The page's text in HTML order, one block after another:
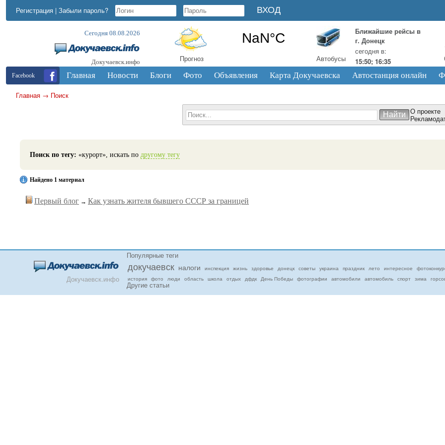
Регистрация | Забыли пароль?
Сегодня 08.08.2026
Докучаевск.инфо Прогноз Автобусы
Ближайшие рейсы в
г. Донецк
сегодня в:
15:50; 16:35
Facebook Главная Новости Блоги Фото Объявления Карта Докучаевска Автостанция онлайн
Главная → Поиск
О проекте
Поиск по тегу: «курорт», искать по другому тегу
Найдено 1 материал
Первый блог → Как узнать жителя бывшего СССР за границей
Популярные теги
докучаевск налоги инспекция жизнь здоровье донецк советы украина праздник лето интересное
история фото люди область школа отдых дфдк День Победы фотографии автомобили автомобиль спорт зима
Другие статьи
Докучаевск.инфо